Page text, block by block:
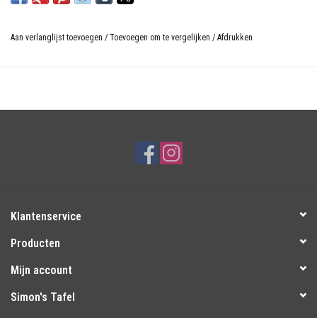
Aan verlanglijst toevoegen / Toevoegen om te vergelijken / Afdrukken
Klantenservice
Producten
Mijn account
Simon's Tafel